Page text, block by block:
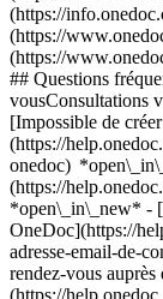
(https://
(https://
(https://
## Questions
vousConsultations
[Impossible de
(https://
onedoc)
(https://
*open\_in\_new* -
OneDoc](https://
adresse-email-de-
rendez-vous
(https://